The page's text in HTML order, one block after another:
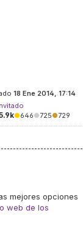
18 Ene 2014, 17:14
●646●725●729
mejores opciones
web de los